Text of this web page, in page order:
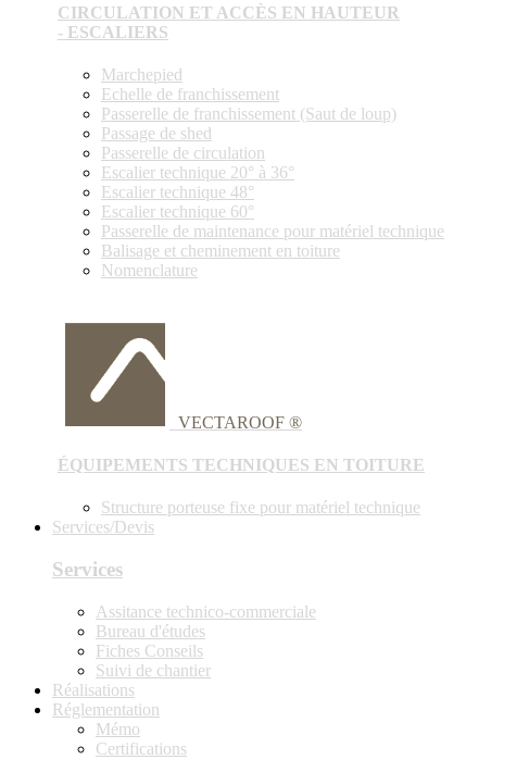
CIRCULATION ET ACCÈS EN HAUTEUR
- ESCALIERS
Marchepied
Echelle de franchissement
Passerelle de franchissement (Saut de loup)
Passage de shed
Passerelle de circulation
Escalier technique 20° à 36°
Escalier technique 48°
Escalier technique 60°
Passerelle de maintenance pour matériel technique
Balisage et cheminement en toiture
Nomenclature
VECTAROOF ®
ÉQUIPEMENTS TECHNIQUES EN TOITURE
Structure porteuse fixe pour matériel technique
Services/Devis
Services
Assitance technico-commerciale
Bureau d'études
Fiches Conseils
Suivi de chantier
Réalisations
Réglementation
Mémo
Certifications